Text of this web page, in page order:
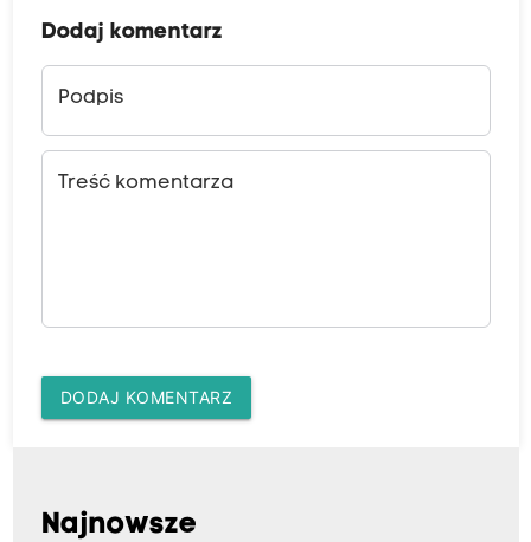
Dodaj komentarz
Podpis
Treść komentarza
DODAJ KOMENTARZ
Najnowsze